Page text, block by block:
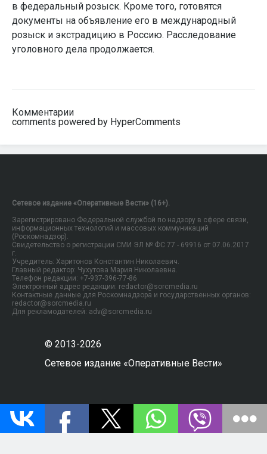
в федеральный розыск. Кроме того, готовятся
документы на объявление его в международный
розыск и экстрадицию в Россию. Расследование
уголовного дела продолжается.
Комментарии
comments powered by HyperComments
Сетевое издание «Оперативные Вести» (16+).
Зарегистрировано Федеральной службой по надзору в сфере связи,
информационных технологий и массовых коммуникаций
(Роскомнадзор).
Свидетельство о регистрации СМИ ЭЛ № ФС 77 - 69916 от 07.06.2017
г.
Учредитель: Харитонов Константин Николаевич.
Главный редактор: Чухутова Мария Николаевна.
Телефон редакции: +7-937-396-77-86
Электронный адрес редакции: redactor@sorcmedia.ru
Контактные данные для Роскомнадзора и государственных органов:
redactor@sorcmedia.ru
Для рекламодателей: adv@sorcmedia.ru
© 2013-2026
Сетевое издание «Оперативные Вести»